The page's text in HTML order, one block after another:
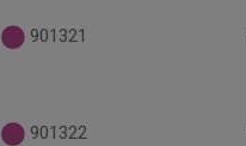
901321
901322